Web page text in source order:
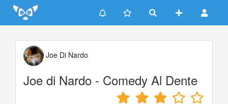
Update cookies preferences
Joe Di Nardo
Joe di Nardo - Comedy Al Dente